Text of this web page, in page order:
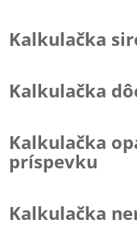
Kalkulačka
Kalkulačka
Kalkulačka
príspevku
Kalkulačka